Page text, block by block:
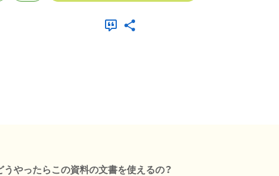
うやったらこの資料の文書を使えるの？